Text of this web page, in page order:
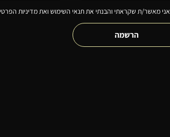
אני מאשר/ת שקראתי והבנתי את תנאי השימוש ואת מדיניות
הרשמה